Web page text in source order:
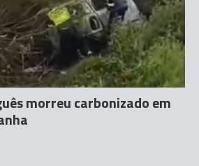
morreu carbonizado em